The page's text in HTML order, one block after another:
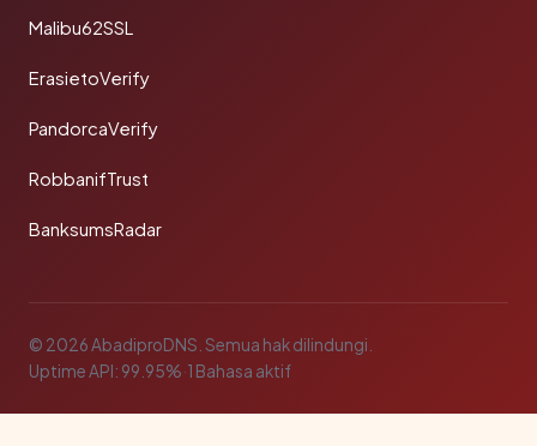
Malibu62SSL
ErasietoVerify
PandorcaVerify
RobbanifTrust
BanksumsRadar
© 2026 AbadiproDNS. Semua hak dilindungi.
Uptime API: 99.95%·1 Bahasa aktif